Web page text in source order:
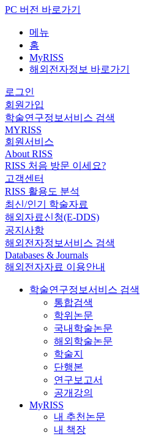
PC 버전 바로가기
메뉴
홈
MyRISS
해외전자정보 바로가기
로그인
회원가입
학술연구정보서비스 검색
MYRISS
회원서비스
About RISS
RISS 처음 방문 이세요?
고객센터
RISS 활용도 분석
최신/인기 학술자료
해외자료신청(E-DDS)
공지사항
해외전자정보서비스 검색
Databases & Journals
해외전자자료 이용안내
학술연구정보서비스 검색
통합검색
학위논문
국내학술논문
해외학술논문
학술지
단행본
연구보고서
공개강의
MyRISS
내 추천논문
내 책장